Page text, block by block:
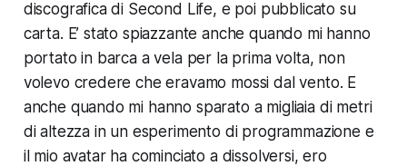
discografica di Second Life, e poi pubblicato su
carta. E’ stato spiazzante anche quando mi hanno
portato in barca a vela per la prima volta, non
volevo credere che eravamo mossi dal vento. E
anche quando mi hanno sparato a migliaia di metri
di altezza in un esperimento di programmazione e
il mio avatar ha cominciato a dissolversi, ero